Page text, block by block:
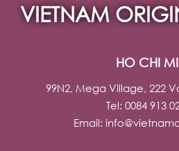
VIETNAM
HO CHI
99N2, Mega Village, 222
Tel: 0084 913
Email: